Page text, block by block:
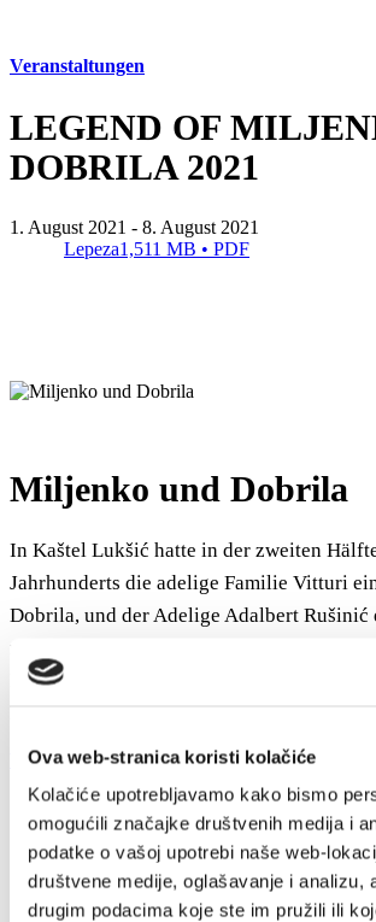
Ova web-stranica koristi kolačiće
Kolačiće upotrebljavamo kako bismo
omogućili značajke društvenih medija i
podatke o vašoj upotrebi naše web-
društvene medije, oglašavanje i analizu,
drugim podacima koje ste im pružili ili
+385 21 227 933 info@kastela-info.hr
Villa Nika, Kamberovo šetalište 30,
Veranstaltungen
LEGEND OF
DOBRILA 2021
1. August 2021 - 8. August 2021
Lepeza1,511 MB • PDF
Miljenko und Dobrila
In Kaštel Lukšić hatte in der zweiten
Jahrhunderts die adelige Familie Vitturi
Dobrila, und der Adelige Adalbert Rušinić
namens Miljenko. Der schöne Jüngling und
Mädchen verliebten sich feurig, aber der
Weiterlesen